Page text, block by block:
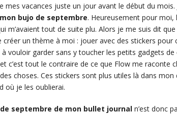
mes vacances juste un jour avant le début du
mon bujo de septembre. Heureusement pour moi,
m’avaient tout de suite plu. Alors je me suis dit
créer un thème à moi : jouer avec des stickers pour
vouloir garder sans y toucher les petits gadgets de
c’est tout le contraire de ce que Flow me raconte
choses. Ces stickers sont plus utiles là dans mon
où je les oublierai.
septembre de mon bullet journal n’est donc